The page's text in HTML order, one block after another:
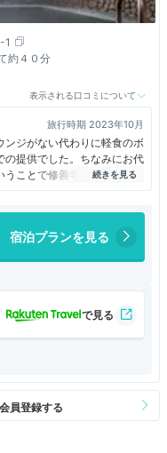
1
約４０分
表示される口コミについて
旅行時期 2023年10月
ジがない代わりに軽食のボ
の提供でした。ちなみにお代
ことで修善寺のマリオット
宿泊プランを見る